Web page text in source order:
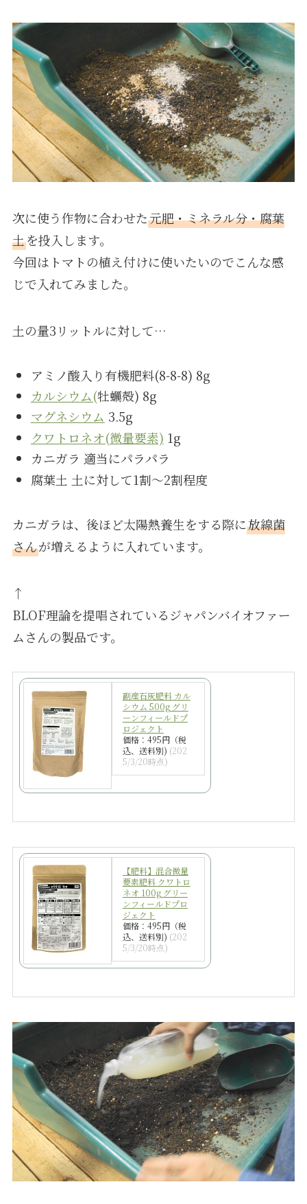
次に使う作物に合わせた元肥・ミネラル分・腐葉
土を投入します。
今回はトマトの植え付けに使いたいのでこんな感
じで入れてみました。
土の量3リットルに対して…
アミノ酸入り有機肥料(8-8-8) 8g
カルシウム(牡蠣殻) 8g
マグネシウム 3.5g
クワトロネオ(微量要素) 1g
カニガラ 適当にパラパラ
腐葉土 土に対して1割～2割程度
カニガラは、後ほど太陽熱養生をする際に放線菌
さんが増えるように入れています。
↑
BLOF理論を提唱されているジャパンバイオファー
ムさんの製品です。
副産石灰肥料 カル
シウム 500g グリ
ーンフィールドプ
ロジェクト
価格：495円（税
込、送料別) (202
5/3/20時点)
【肥料】混合微量
要素肥料 クワトロ
ネオ 100g グリー
ンフィールドプロ
ジェクト
価格：495円（税
込、送料別) (202
5/3/20時点)